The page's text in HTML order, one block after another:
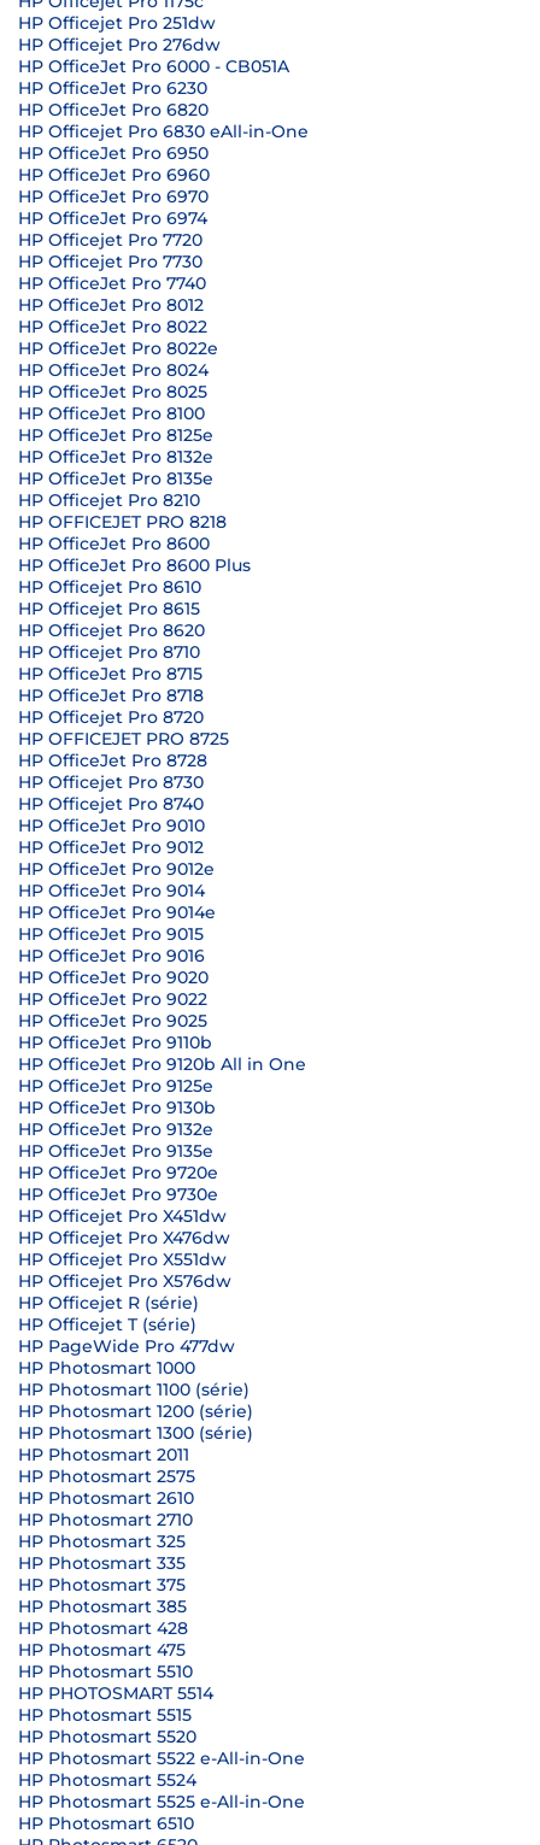
HP Officejet Pro 251dw
HP Officejet Pro 276dw
HP OfficeJet Pro 6000 - CB051A
HP OfficeJet Pro 6230
HP OfficeJet Pro 6820
HP Officejet Pro 6830 eAll-in-One
HP OfficeJet Pro 6950
HP OfficeJet Pro 6960
HP OfficeJet Pro 6970
HP OfficeJet Pro 6974
HP Officejet Pro 7720
HP Officejet Pro 7730
HP OfficeJet Pro 7740
HP OfficeJet Pro 8012
HP OfficeJet Pro 8022
HP OfficeJet Pro 8022e
HP OfficeJet Pro 8024
HP OfficeJet Pro 8025
HP OfficeJet Pro 8100
HP OfficeJet Pro 8125e
HP OfficeJet Pro 8132e
HP OfficeJet Pro 8135e
HP Officejet Pro 8210
HP OFFICEJET PRO 8218
HP OfficeJet Pro 8600
HP OfficeJet Pro 8600 Plus
HP Officejet Pro 8610
HP Officejet Pro 8615
HP Officejet Pro 8620
HP Officejet Pro 8710
HP OfficeJet Pro 8715
HP OfficeJet Pro 8718
HP Officejet Pro 8720
HP OFFICEJET PRO 8725
HP OfficeJet Pro 8728
HP Officejet Pro 8730
HP Officejet Pro 8740
HP OfficeJet Pro 9010
HP OfficeJet Pro 9012
HP OfficeJet Pro 9012e
HP OfficeJet Pro 9014
HP OfficeJet Pro 9014e
HP OfficeJet Pro 9015
HP OfficeJet Pro 9016
HP OfficeJet Pro 9020
HP OfficeJet Pro 9022
HP OfficeJet Pro 9025
HP OfficeJet Pro 9110b
HP OfficeJet Pro 9120b All in One
HP OfficeJet Pro 9125e
HP OfficeJet Pro 9130b
HP OfficeJet Pro 9132e
HP OfficeJet Pro 9135e
HP OfficeJet Pro 9720e
HP OfficeJet Pro 9730e
HP Officejet Pro X451dw
HP Officejet Pro X476dw
HP Officejet Pro X551dw
HP Officejet Pro X576dw
HP Officejet R (série)
HP Officejet T (série)
HP PageWide Pro 477dw
HP Photosmart 1000
HP Photosmart 1100 (série)
HP Photosmart 1200 (série)
HP Photosmart 1300 (série)
HP Photosmart 2011
HP Photosmart 2575
HP Photosmart 2610
HP Photosmart 2710
HP Photosmart 325
HP Photosmart 335
HP Photosmart 375
HP Photosmart 385
HP Photosmart 428
HP Photosmart 475
HP Photosmart 5510
HP PHOTOSMART 5514
HP Photosmart 5515
HP Photosmart 5520
HP Photosmart 5522 e-All-in-One
HP Photosmart 5524
HP Photosmart 5525 e-All-in-One
HP Photosmart 6510